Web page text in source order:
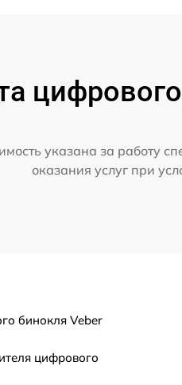
указана за работу
оказания услуг при
бинокля Veber
цифрового